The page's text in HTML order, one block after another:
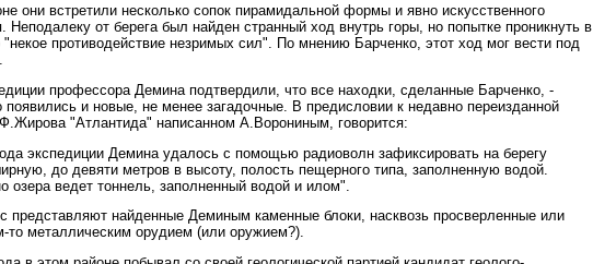
они встретили несколько сопок пирамидальной формы и явно искусственного
Неподалеку от берега был найден странный ход внутрь горы, но попытке проникнуть в
противодействие незримых сил". По мнению Барченко, этот ход мог вести под
профессора Демина подтвердили, что все находки, сделанные Барченко, -
появились и новые, не менее загадочные. В предисловии к недавно переизданной
"Атлантида" написанном А.Ворониным, говорится:
экспедиции Демина удалось с помощью радиоволн зафиксировать на берегу
до девяти метров в высоту, полость пещерного типа, заполненную водой.
озера ведет тоннель, заполненный водой и илом".
представляют найденные Деминым каменные блоки, насквозь просверленные или
то металлическим орудием (или оружием?).